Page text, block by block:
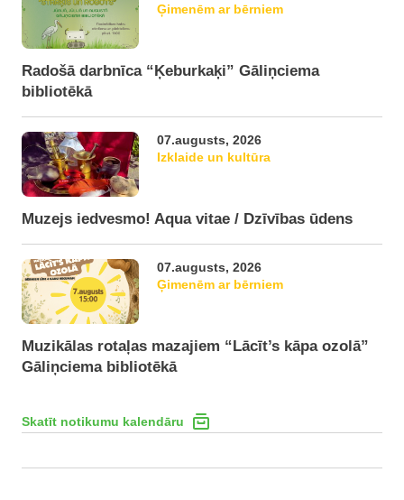
Ģimenēm ar bērniem
Radošā darbnīca “Ķeburkaķi” Gāliņciema
bibliotēkā
07.augusts, 2026
Izklaide un kultūra
Muzejs iedvesmo! Aqua vitae / Dzīvības ūdens
07.augusts, 2026
Ģimenēm ar bērniem
Muzikālas rotaļas mazajiem “Lācīt’s kāpa ozolā”
Gāliņciema bibliotēkā
Skatīt notikumu kalendāru